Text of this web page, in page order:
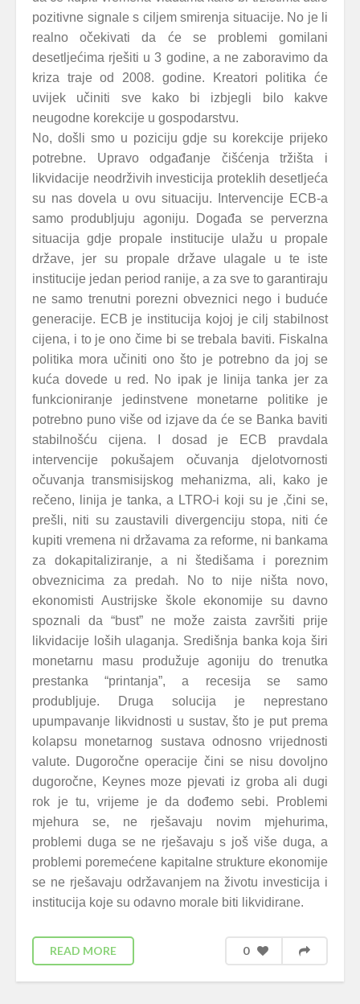
pozitivne signale s ciljem smirenja situacije. No je li
realno očekivati da će se problemi gomilani
desetljećima rješiti u 3 godine, a ne zaboravimo da
kriza traje od 2008. godine. Kreatori politika će
uvijek učiniti sve kako bi izbjegli bilo kakve
neugodne korekcije u gospodarstvu.
No, došli smo u poziciju gdje su korekcije prijeko
potrebne. Upravo odgađanje čišćenja tržišta i
likvidacije neodrživih investicija proteklih desetljeća
su nas dovela u ovu situaciju. Intervencije ECB-a
samo produbljuju agoniju. Događa se perverzna
situacija gdje propale institucije ulažu u propale
države, jer su propale države ulagale u te iste
institucije jedan period ranije, a za sve to garantiraju
ne samo trenutni porezni obveznici nego i buduće
generacije. ECB je institucija kojoj je cilj stabilnost
cijena, i to je ono čime bi se trebala baviti. Fiskalna
politika mora učiniti ono što je potrebno da joj se
kuća dovede u red. No ipak je linija tanka jer za
funkcioniranje jedinstvene monetarne politike je
potrebno puno više od izjave da će se Banka baviti
stabilnošću cijena. I dosad je ECB pravdala
intervencije pokušajem očuvanja djelotvornosti
očuvanja transmisijskog mehanizma, ali, kako je
rečeno, linija je tanka, a LTRO-i koji su je ,čini se,
prešli, niti su zaustavili divergenciju stopa, niti će
kupiti vremena ni državama za reforme, ni bankama
za dokapitaliziranje, a ni štedišama i poreznim
obveznicima za predah. No to nije ništa novo,
ekonomisti Austrijske škole ekonomije su davno
spoznali da “bust” ne može zaista završiti prije
likvidacije loših ulaganja. Središnja banka koja širi
monetarnu masu produžuje agoniju do trenutka
prestanka “printanja”, a recesija se samo
produbljuje. Druga solucija je neprestano
upumpavanje likvidnosti u sustav, što je put prema
kolapsu monetarnog sustava odnosno vrijednosti
valute. Dugoročne operacije čini se nisu dovoljno
dugoročne, Keynes moze pjevati iz groba ali dugi
rok je tu, vrijeme je da dođemo sebi.
Problemi
mjehura se, ne rješavaju novim mjehurima,
problemi duga se ne rješavaju s još više duga, a
problemi poremećene kapitalne strukture ekonomije
se ne rješavaju održavanjem na životu investicija i
institucija koje su odavno morale biti likvidirane.
0
READ MORE